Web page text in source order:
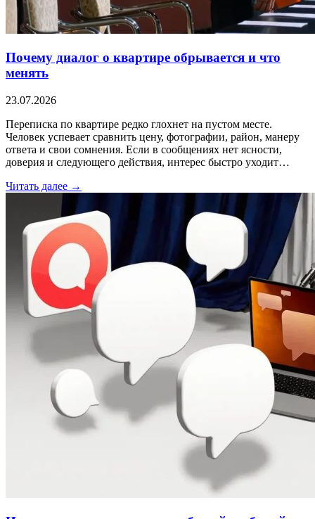
Почему диалог о квартире обрывается и что
менять
23.07.2026
Переписка по квартире редко глохнет на пустом месте.
Человек успевает сравнить цену, фотографии, район, манеру
ответа и свои сомнения. Если в сообщениях нет ясности,
доверия и следующего действия, интерес быстро уходит…
Читать далее →